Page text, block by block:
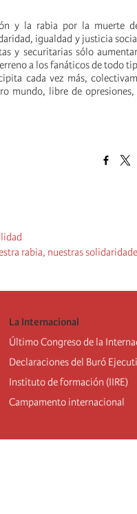
y la rabia por la muerte
igualdad y justicia
y securitarias sólo
a los fanáticos de todo
cada vez más,
mundo, libre de
rabia, nuestras
La Internacional
Último Congreso de la
Declaraciones del Buró
Instituto de formación (IIRE)
Campamento internacional